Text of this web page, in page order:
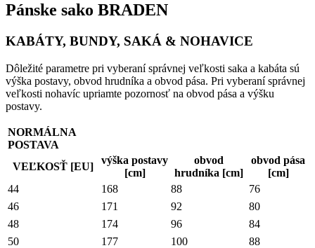
Pánske sako BRADEN
KABÁTY, BUNDY, SAKÁ & NOHAVICE
Dôležité parametre pri vyberaní správnej veľkosti saka a kabáta sú
výška postavy, obvod hrudníka a obvod pása. Pri vyberaní správnej
veľkosti nohavíc upriamte pozornosť na obvod pása a výšku
postavy.
NORMÁLNA
POSTAVA
VEĽKOSŤ [EU]
výška postavy
[cm]
obvod
hrudníka [cm]
obvod pása
[cm]
44
168 88
76
46
171 92
80
48
174 96
84
50
177 100
88